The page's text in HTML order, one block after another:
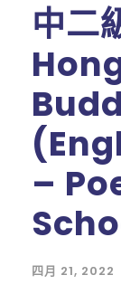
中二
–
四月 21, 2022